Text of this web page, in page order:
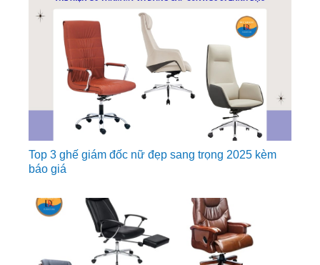
Top 3 ghế giám đốc nữ đẹp sang trọng 2025 kèm
báo giá